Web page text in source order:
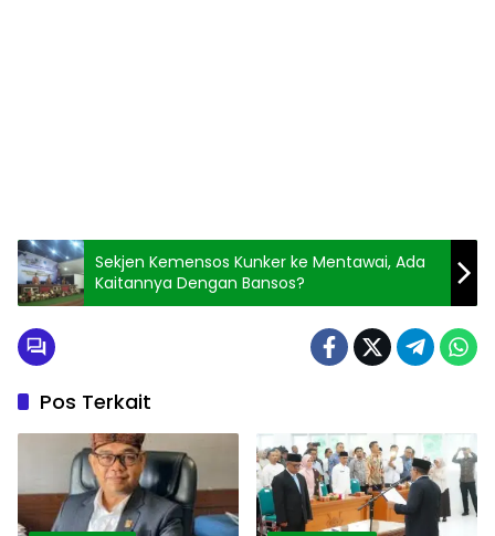
Sekjen Kemensos Kunker ke Mentawai, Ada
Kaitannya Dengan Bansos?
Pos Terkait